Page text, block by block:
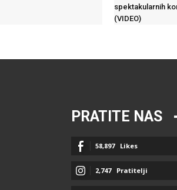
spektakularnih
(VIDEO)
PRATITE NAS
58,897 Likes
2,747 Pratitelji